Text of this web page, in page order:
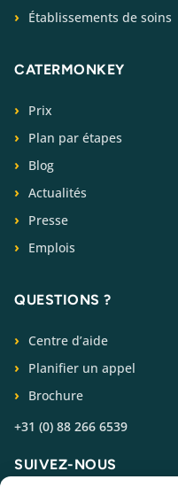
Établissements de soins
CATERMONKEY
Prix
Plan par étapes
Blog
Actualités
Presse
Emplois
QUESTIONS ?
Centre d’aide
Planifier un appel
Brochure
+31 (0) 88 266 6539
SUIVEZ-NOUS